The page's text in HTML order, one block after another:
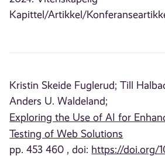
Kapittel/Artikkel/
Kristin Skeide Fuglerud; Till
Anders U. Waldeland;
Exploring the Use of AI for
Testing of Web Solutions
pp. 453 460 , doi: https://doi.org/